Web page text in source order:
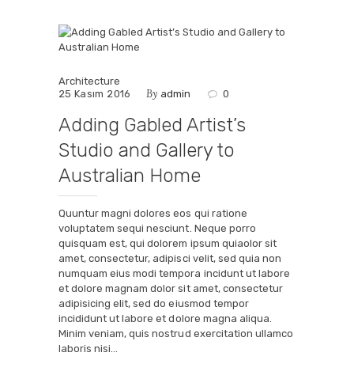
Architecture
25 Kasım 2016
By admin 0
Adding Gabled Artist’s
Studio and Gallery to
Australian Home
Quuntur magni dolores eos qui ratione
voluptatem sequi nesciunt. Neque porro
quisquam est, qui dolorem ipsum quiaolor sit
amet, consectetur, adipisci velit, sed quia non
numquam eius modi tempora incidunt ut labore
et dolore magnam dolor sit amet, consectetur
adipisicing elit, sed do eiusmod tempor
incididunt ut labore et dolore magna aliqua.
Minim veniam, quis nostrud exercitation ullamco
laboris nisi…